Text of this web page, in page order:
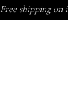
Free shipping on